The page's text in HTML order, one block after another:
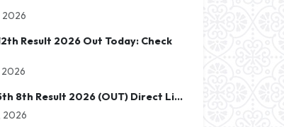
2026
Result 2026 Out Today: Check
2026
8th Result 2026 (OUT) Direct Li...
2026